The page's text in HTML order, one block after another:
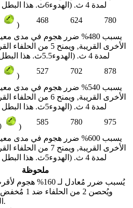
لمدة 4 ث. (الهدوء6ث. هذا البطل لديه موهبة إحياء م5)
)
468 624
780
يسبب 480% ضرر هجوم في مدى
الأخرى القريبة,
لمدة 4 ث. (الهدوء5.5ث. هذا البطل لديه موهبة إحياء م5)
)
527 702
878
يسبب 540% ضرر هجوم في مدى
الأخرى القريبة,
لمدة 4 ث. (الهدوء5ث. هذا البطل لديه موهبة إحياء م5)
)
585 780
975
يسبب 600% ضرر هجوم في مدى
الأخرى القريبة,
لمدة 4 ث. (الهدوء5ث. هذا البطل لديه موهبة إحياء م5)
ملحوظة
يُسبب ضرر مُعادل لـ
ويُحصن 2 من
الطوطم لمدة 4 ث.